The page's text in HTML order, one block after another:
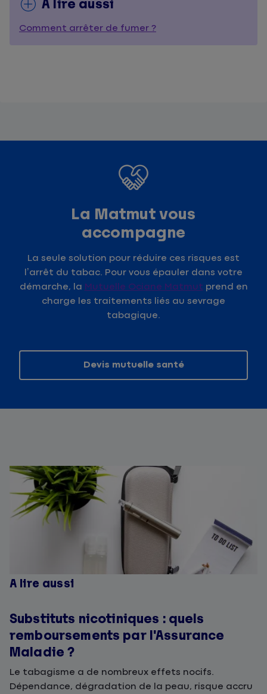
À lire aussi
Comment arrêter de fumer ?
La Matmut vous
accompagne
La seule solution pour réduire ces risques est
l’arrêt du tabac. Pour vous épauler dans votre
démarche, la Mutuelle Ociane Matmut prend en
charge les traitements liés au sevrage
tabagique.
Devis mutuelle santé
A lire aussi
Substituts nicotiniques : quels
remboursements par l'Assurance
Maladie ?
Le tabagisme a de nombreux effets nocifs.
Dépendance, dégradation de la peau, risque accru